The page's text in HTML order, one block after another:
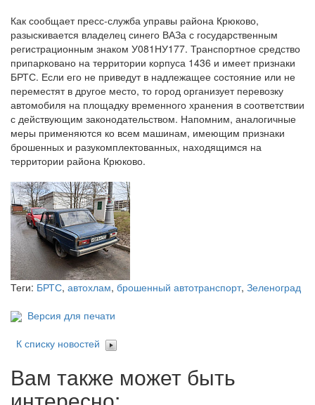
Как сообщает пресс-служба управы района Крюково,
разыскивается владелец синего ВАЗа с государственным
регистрационным знаком У081НУ177. Транспортное средство
припарковано на территории корпуса 1436 и имеет признаки
БРТС. Если его не приведут в надлежащее состояние или не
переместят в другое место, то город организует перевозку
автомобиля на площадку временного хранения в соответствии
с действующим законодательством. Напомним, аналогичные
меры применяются ко всем машинам, имеющим признаки
брошенных и разукомплектованных, находящимся на
территории района Крюково.
Теги: БРТС, автохлам, брошенный автотранспорт, Зеленоград
Версия для печати
К списку новостей
Вам также может быть